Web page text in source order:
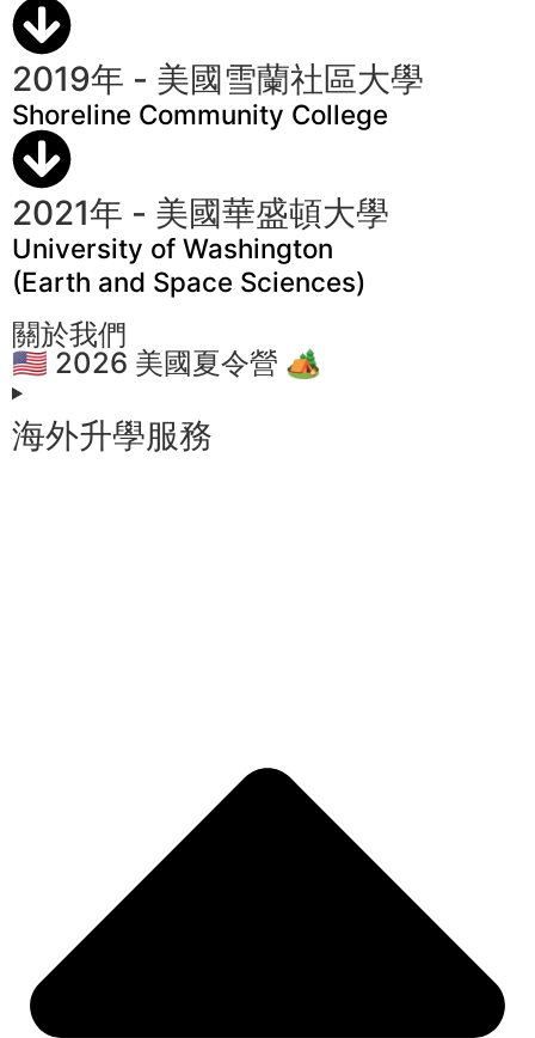
2019年 - 美國雪蘭社區大學
Shoreline Community College
2021年 - 美國華盛頓大學
University of Washington
(Earth and Space Sciences)
關於我們
🇺🇸 2026 美國夏令營 🏕️
海外升學服務